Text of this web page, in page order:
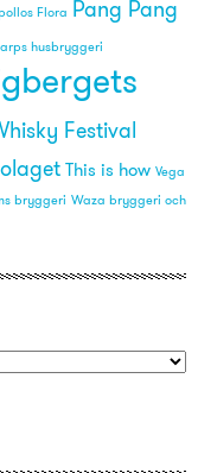
Flora Pang Pang
husbryggeri
Festival
This is how Vega
bryggeri Waza bryggeri och